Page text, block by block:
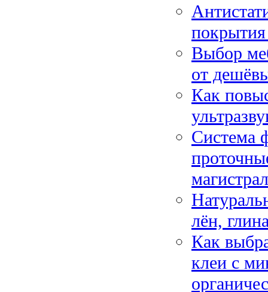
Выбор
от
Как
Система
лён,
Как
клеи с